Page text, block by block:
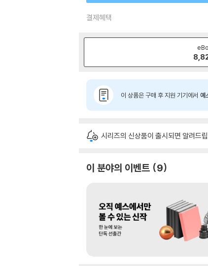
결제혜택
이 상품은 구매 후 지원 기기에서 예
시리즈의 신상품이 출시되면 알려드
이 분야의 이벤트 9